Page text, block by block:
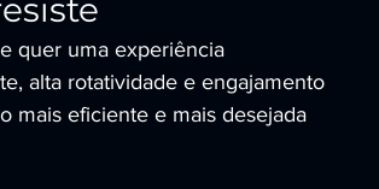
quer uma experiência
alta rotatividade e engajamento
mais eficiente e mais desejada